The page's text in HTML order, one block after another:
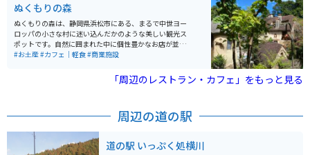
良いですが、それ以外の季節では涼しく感じます。
ぬくもりの森
ぬくもりの森は、静岡県浜松市にある、まるで中世ヨー
ロッパの小さな村に迷い込んだかのような美しい観光ス
ポットです。自然に囲まれた中に個性豊かなお店が並
び、ワクワクします。建築家佐々木茂良氏によって造ら
し、ゆっくりとした時間を過ごせます。また、森の中で
小鳥たちのさえずりを聞きながらの散策は、とても癒さ
#お土産#カフェ｜軽食#商業施設
「周辺のレストラン・カフェ」をもっと見る
周辺の道の駅
道の駅 いっぷく処横川